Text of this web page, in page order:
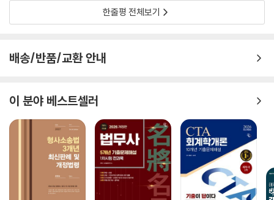
한줄평 전체보기
배송/반품/교환 안내
이 분야 베스트셀러